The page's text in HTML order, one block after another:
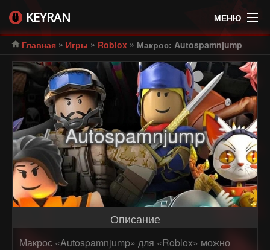
KEYRAN МЕНЮ
Главная » Игры » Roblox » Макрос: Autospamnjump
Autospamnjump
Описание
Макрос «Autospamnjump» для «Roblox» можно